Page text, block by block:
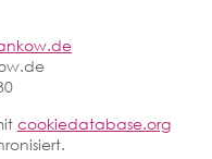
cookiedatabase.org